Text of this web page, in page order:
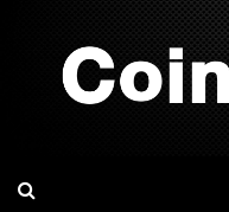
content